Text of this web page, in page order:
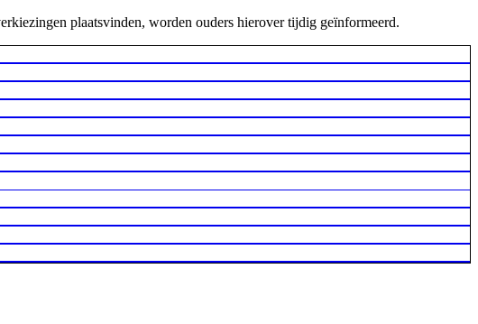
plaatsvinden, worden ouders hierover tijdig geïnformeerd.